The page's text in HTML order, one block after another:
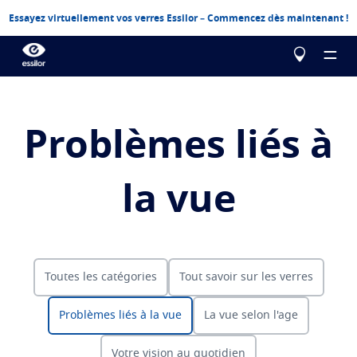
Essayez virtuellement vos verres Essilor – Commencez dès maintenant !
Advanced vision accuracy
Corriger
Verres unifocaux optimisés
Verres progressifs
Testez votre vue
Problèmes liés à la vue
Problèmes liés à
la vue
Toutes les catégories Tout savoir sur les verres
Problèmes liés à la vue La vue selon l'age
Votre vision au quotidien